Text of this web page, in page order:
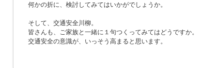
何かの折に、検討してみてはいかがでしょうか。
そして、交通安全川柳。
皆さんも、ご家族と一緒に１句つくってみてはどうですか。
交通安全の意識が、いっそう高まると思います。